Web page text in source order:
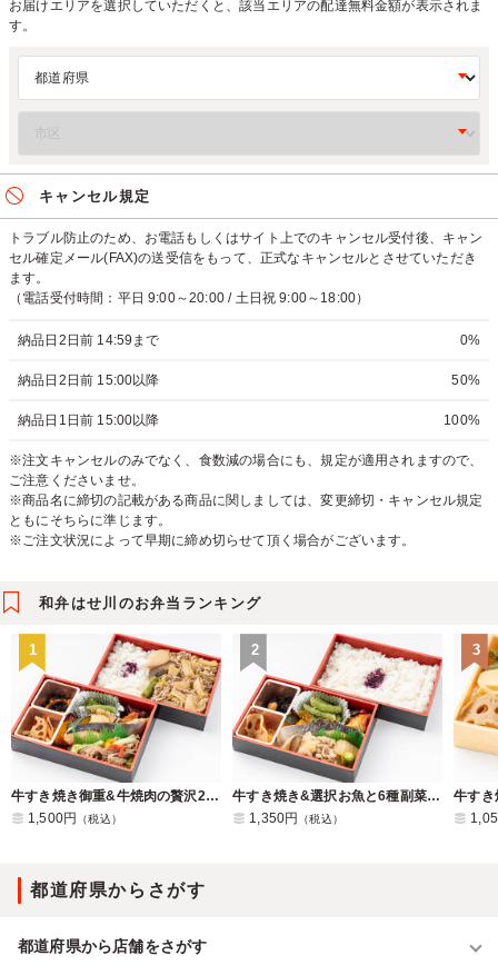
お届けエリアを選択していただくと、該当エリアの配達無料金額が表示されま
す。
キャンセル規定
トラブル防止のため、お電話もしくはサイト上でのキャンセル受付後、キャン
セル確定メール(FAX)の送受信をもって、正式なキャンセルとさせていただき
ます。
（電話受付時間：平日 9:00～20:00 / 土日祝 9:00～18:00）
納品日2日前 14:59まで 0%
納品日2日前 15:00以降 50%
納品日1日前 15:00以降 100%
※注文キャンセルのみでなく、食数減の場合にも、規定が適用されますので、
ご注意くださいませ。
※商品名に締切の記載がある商品に関しましては、変更締切・キャンセル規定
ともにそちらに準じます。
※ご注文状況によって早期に締め切らせて頂く場合がございます。
和弁はせ川のお弁当ランキング
1
牛すき焼き御重&牛焼肉の贅沢2段膳
1,500円
（税込）
2
牛すき焼き&選択お魚と6種副菜のロケ2段弁
1,350円
（税込）
3
牛すき
都道府県からさがす
都道府県から店舗をさがす